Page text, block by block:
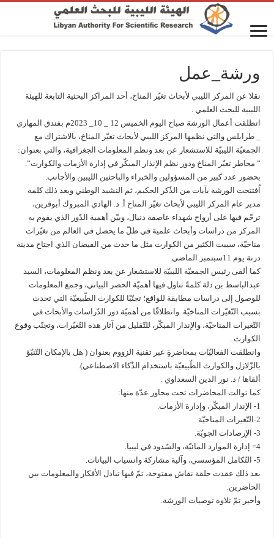
ورشة_عمل
نقلا عن المركز الليبي لأبحاث تغيّر المناخ، أحد المراكز البحثية التابعة للهيئة
الليبية للبحث العلمي .
انطلقت أعمال الورشة صباح اليوم الخميس 12 _ 10_ 2023م بفندق المهاري
_ طرابلس والتي نظمها المركز الليبي لأبحاث تغيّر المناخ، بالاشتراك مع
الجمعيّة الليبيّة للاستشعار عن بعد ونظم المعلومات الجغرافية، والتي بعنوان:
” مخاطر تغيّر المناخ ودور نظم الإنذار المبكّر في إدارة الأزمات والكوارث”.
بحضور عدد كبير من المسؤولين والخبراء والباحثين الليبين والأجانب.
اُفتتحت الورشة بآيات من الذّكر الحكيم، ثم النشيد الوطني وبعد ذلك كلمة
مدير عام المركز الليبي لأبحاث تغيّر المناخ أ. د. الهادي المبروك أبوقرين،
ترحّم فيها على أرواح شهداء عاصفة دنيال، وبيّن أهمية الدّور الذي يقوم به
المركز من دراسات وأبحاث علمية في ظلّ ما يحصل في العالم من تغيّرات
مناخيّة، سببت الكثير من الكوارث مثل ما حدث من الفيضان الذي اجتاح مدينة
درنة يوم 11سبتمبر الماضي.
كما ألقى رئيس الجمعيّة الليبيّة للاستشعار عن بعد ونظم المعلومات، السيد
عبدالباسط بن دلة كلمةً تناول فيها أهميّة الحصر البياني، وجمع المعلومات
للوصول إلى دراسات مطابقة للواقع؛ تجنّبًا للكوارث الطّبيعيّة التي تحدث
بسبب التّغيّرات المناخيّة .وانطلاقّا من أهميّة دور الدّراسات والأبحاث في
التّغيرات المناخيّة، والإنذار المبكّر، للتّقليل من آثار هذه التّغيّرات، وتجنّب وقوع
الكوارث .
وانطلقت الفعاليّات بمحاضرةٍ عبر تقنية الزووم بعنوان ( هل بالإمكان التّنبّؤ
بالزّلازل والكوارث الطّبيعيّة باستخدام الذّكاء الاصطناعي).
ألقاها / د. نور الدين السعداوي .
كما توالت المحاضرات تحت محاور عدّة منها:
1- الإنذار المبكّر، وإدارة الأزمات.
2-التّغيرات المناخيّة
3- الإرصادات الجويّة.
4= إدارة الموارد المائيّة، والسّدود في ليبيا.
5- التّكامل المؤسسي، وآلية مشاركة وانسياب البيانات.
بعد ذلك عقدت حلقة نقاش مفتوحة، تمّ فيها تبادل الأفكار والمعلومات بين
الحاضرين.
وأخير تمّ تلاوة توصيات الورشة.